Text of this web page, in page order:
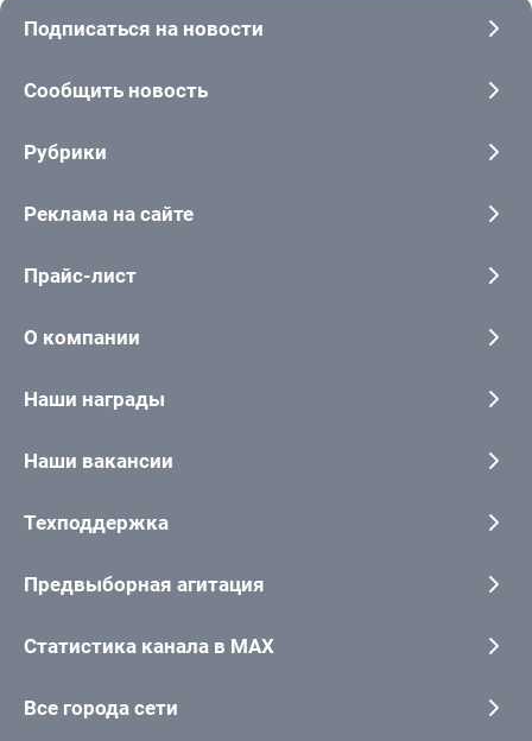
Подписаться на новости
Сообщить новость
Рубрики
Реклама на сайте
Прайс-лист
О компании
Наши награды
Наши вакансии
Техподдержка
Предвыборная агитация
Статистика канала в MAX
Все города сети